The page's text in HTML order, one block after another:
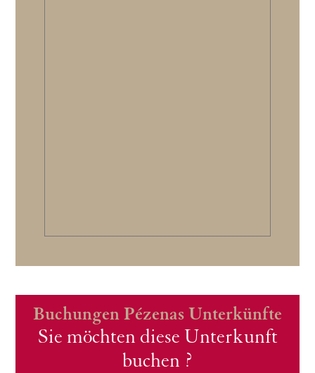
Buchungen Pézenas Unterkünfte
Sie möchten diese Unterkunft
buchen ?